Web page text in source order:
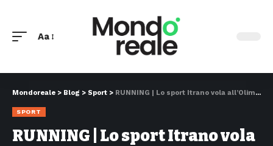
Aa
Mondoreale > Blog > Sport > RUNNING | Lo sport Itrano vola all’Olimpico: nasce il progetto “Corri per Itri – verso il Palio dei Comuni 2026”
SPORT
RUNNING | Lo sport Itrano vola